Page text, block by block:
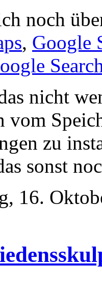
noch
, Google
nicht
vom
zu
sonst
16.